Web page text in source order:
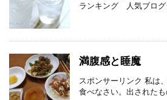
ランキング 人気ブログ
満腹感と睡魔
スポンサーリンク 私は
食べなさい。出されたも